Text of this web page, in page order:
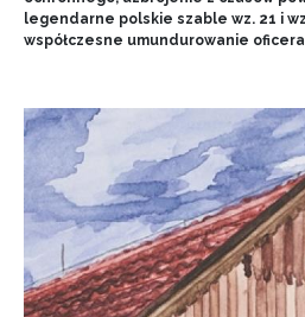
legendarne polskie szable wz. 21 i
współczesne umundurowanie